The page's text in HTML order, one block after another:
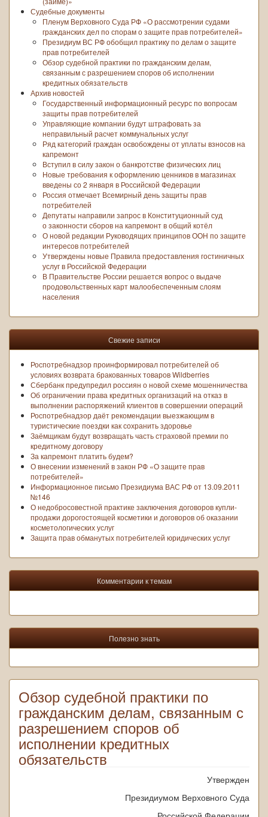
Судебные документы
Пленум Верховного Суда РФ «О рассмотрении судами
гражданских дел по спорам о защите прав потребителей»
Президиум ВС РФ обобщил практику по делам о защите
прав потребителей
Обзор судебной практики по гражданским делам,
связанным с разрешением споров об исполнении
кредитных обязательств
Архив новостей
Государственный информационный ресурс по вопросам
защиты прав потребителей
Управляющие компании будут штрафовать за
неправильный расчет коммунальных услуг
Ряд категорий граждан освобождены от уплаты взносов на
капремонт
Вступил в силу закон о банкротстве физических лиц
Новые требования к оформлению ценников в магазинах
введены со 2 января в Российской Федерации
Россия отмечает Всемирный день защиты прав
потребителей
Депутаты направили запрос в Конституционный суд
о законности сборов на капремонт в общий котёл
О новой редакции Руководящих принципов ООН по защите
интересов потребителей
Утверждены новые Правила предоставления гостиничных
услуг в Российской Федерации
В Правительстве России решается вопрос о выдаче
продовольственных карт малообеспеченным слоям
населения
Свежие записи
Роспотребнадзор проинформировал потребителей об
условиях возврата бракованных товаров Wildberries
Сбербанк предупредил россиян о новой схеме мошенничества
Об ограничении права кредитных организаций на отказ в
выполнении распоряжений клиентов в совершении операций
Роспотребнадзор даёт рекомендации выезжающим в
туристические поездки как сохранить здоровье
Заёмщикам будут возвращать часть страховой премии по
кредитному договору
За капремонт платить будем?
О внесении изменений в закон РФ «О защите прав
потребителей»
Информационное письмо Президиума ВАС РФ от 13.09.2011
№146
О недобросовестной практике заключения договоров купли-
продажи дорогостоящей косметики и договоров об оказании
косметологических услуг
Защита прав обманутых потребителей юридических услуг
Комментарии к темам
Полезно знать
Обзор судебной практики по
гражданским делам, связанным с
разрешением споров об
исполнении кредитных
обязательств
Утвержден
Президиумом Верховного Суда